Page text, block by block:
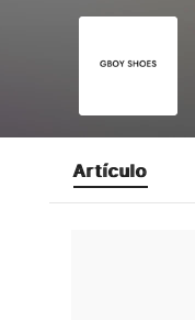
Artículo